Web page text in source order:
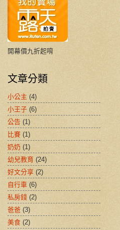
開幕價九折起唷
文章分類
小公主 (4)
小王子 (6)
公告 (1)
比賽 (1)
奶奶 (1)
幼兒教育 (24)
好文分享 (2)
自行車 (6)
私房錢 (2)
爸爸 (3)
美食 (2)